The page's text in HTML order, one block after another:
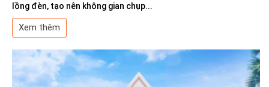
lồng đèn, tạo nên không gian chụp...
Xem thêm